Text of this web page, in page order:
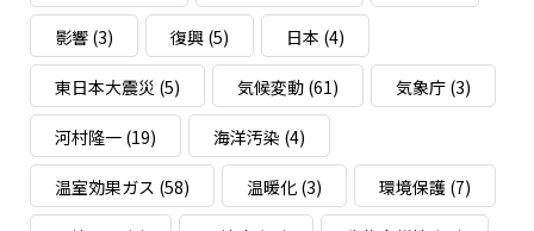
影響(3) 復興(5) 日本 (4)
東日本大震災 (5) 気候変動(61) 気象庁(3)
河村隆一(19) 海洋汚染 (4)
温室効果ガス (58) 温暖化(3) 環境保護(7)